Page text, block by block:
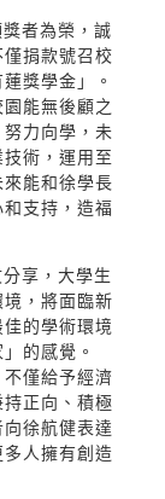
者為榮，誠
捐款號召校
獎學金」。
能無後顧之
力向學，未
術，運用至
能和徐學長
支持，造福
享，大學生
，將面臨新
的學術環境
的感覺。
不僅給予經濟
正向、積極
徐航健表達
人擁有創造